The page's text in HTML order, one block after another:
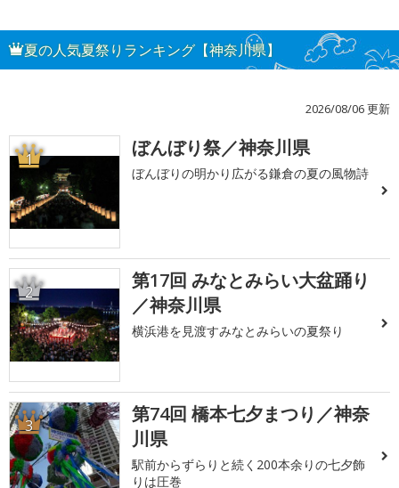
夏の人気夏祭りランキング【神奈川県】
2026/08/06 更新
1 ぼんぼり祭／神奈川県
ぼんぼりの明かり広がる鎌倉の夏の風物詩
2
第17回 みなとみらい大盆踊り
／神奈川県
横浜港を見渡すみなとみらいの夏祭り
3
第74回 橋本七夕まつり／神奈
川県
駅前からずらりと続く200本余りの七夕飾
りは圧巻